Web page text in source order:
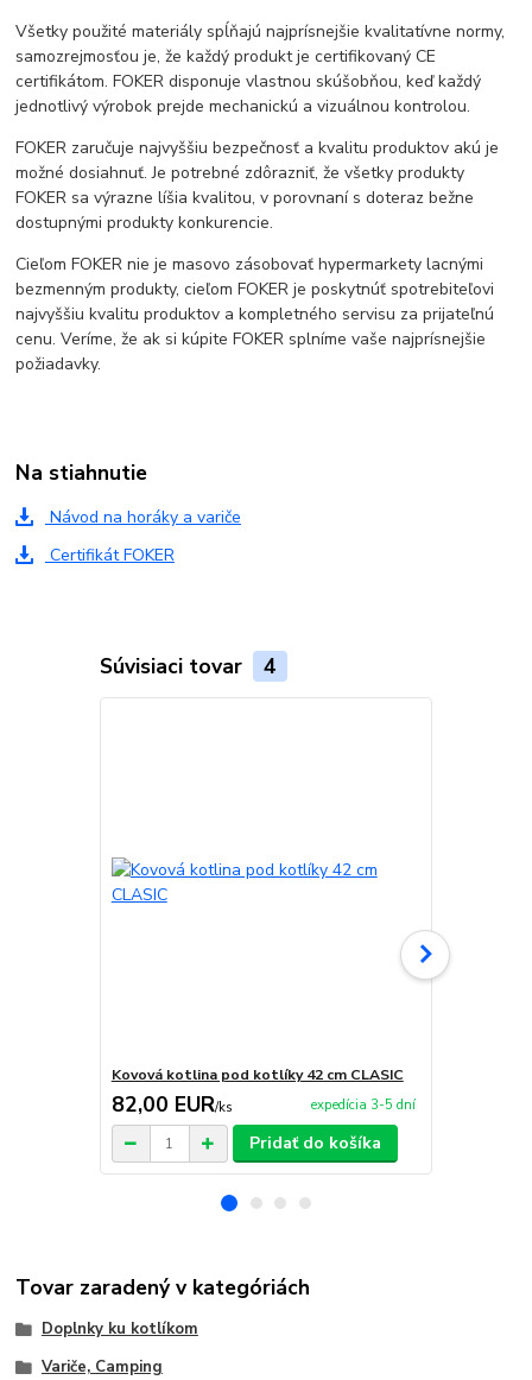
Všetky použité materiály spĺňajú najprísnejšie kvalitatívne normy,
samozrejmosťou je, že každý produkt je certifikovaný CE
certifikátom. FOKER disponuje vlastnou skúšobňou, keď každý
jednotlivý výrobok prejde mechanickú a vizuálnou kontrolou.
FOKER zaručuje najvyššiu bezpečnosť a kvalitu produktov akú je
možné dosiahnuť. Je potrebné zdôrazniť, že všetky produkty
FOKER sa výrazne líšia kvalitou, v porovnaní s doteraz bežne
dostupnými produkty konkurencie.
Cieľom FOKER nie je masovo zásobovať hypermarkety lacnými
bezmenným produkty, cieľom FOKER je poskytnúť spotrebiteľovi
najvyššiu kvalitu produktov a kompletného servisu za prijateľnú
cenu. Veríme, že ak si kúpite FOKER splníme vaše najprísnejšie
požiadavky.
Na stiahnutie
Návod na horáky a variče
Certifikát FOKER
Súvisiaci tovar 4
Kovová kotlina pod kotlíky 42 cm CLASIC
82,00 EUR/ks expedícia 3-5 dní
Pridať do košíka
Tovar zaradený v kategóriách
Doplnky ku kotlíkom
Variče, Camping